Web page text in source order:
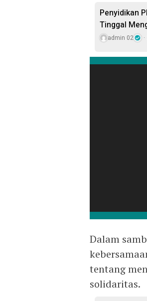
Penyidikan
Tinggal
admin 02
Dalam
tentang
solidaritas.